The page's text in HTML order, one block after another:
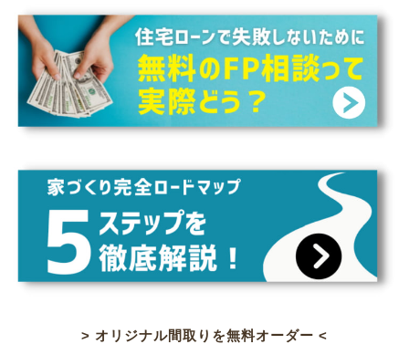
> オリジナル間取りを無料オーダー <